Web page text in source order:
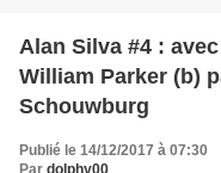
Alan Silva #4 :
William Parker (b)
Schouwburg
Publié le 14/12/2017 à 07:30
Par dolphy00